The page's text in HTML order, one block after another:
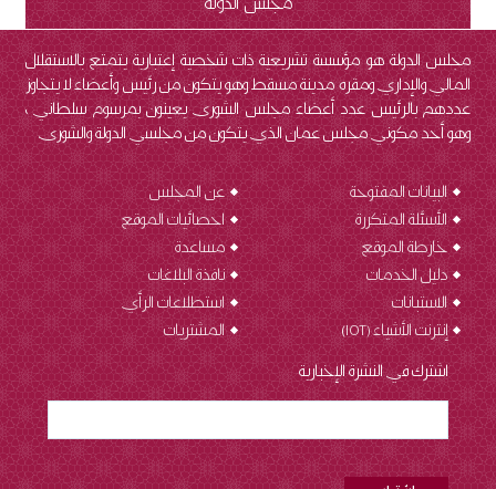
مجلس الدولة
مجلس الدولة هو مؤسسة تشريعية ذات شخصية إعتبارية يتمتع بالاستقلال
المالي والإداري ومقره مدينة مسقط وهو يتكون من رئيس وأعضاء لا يتجاوز
عددهم بالرئيس عدد أعضاء مجلس الشورى يعينون بمرسوم سلطاني ،
وهو أحد مكوني مجلس عمان الذي يتكون من مجلسي الدولة والشورى.
عن المجلس
البيانات المفتوحة
احصائيات الموقع
الأسئلة المتكررة
مساعدة
خارطة الموقع
نافذة البلاغات
دليل الخدمات
استطلاعات الرأي
الاستبانات
المشتريات
إنترنت الأشياء (IOT
)
اشترك في النشرة الإخبارية